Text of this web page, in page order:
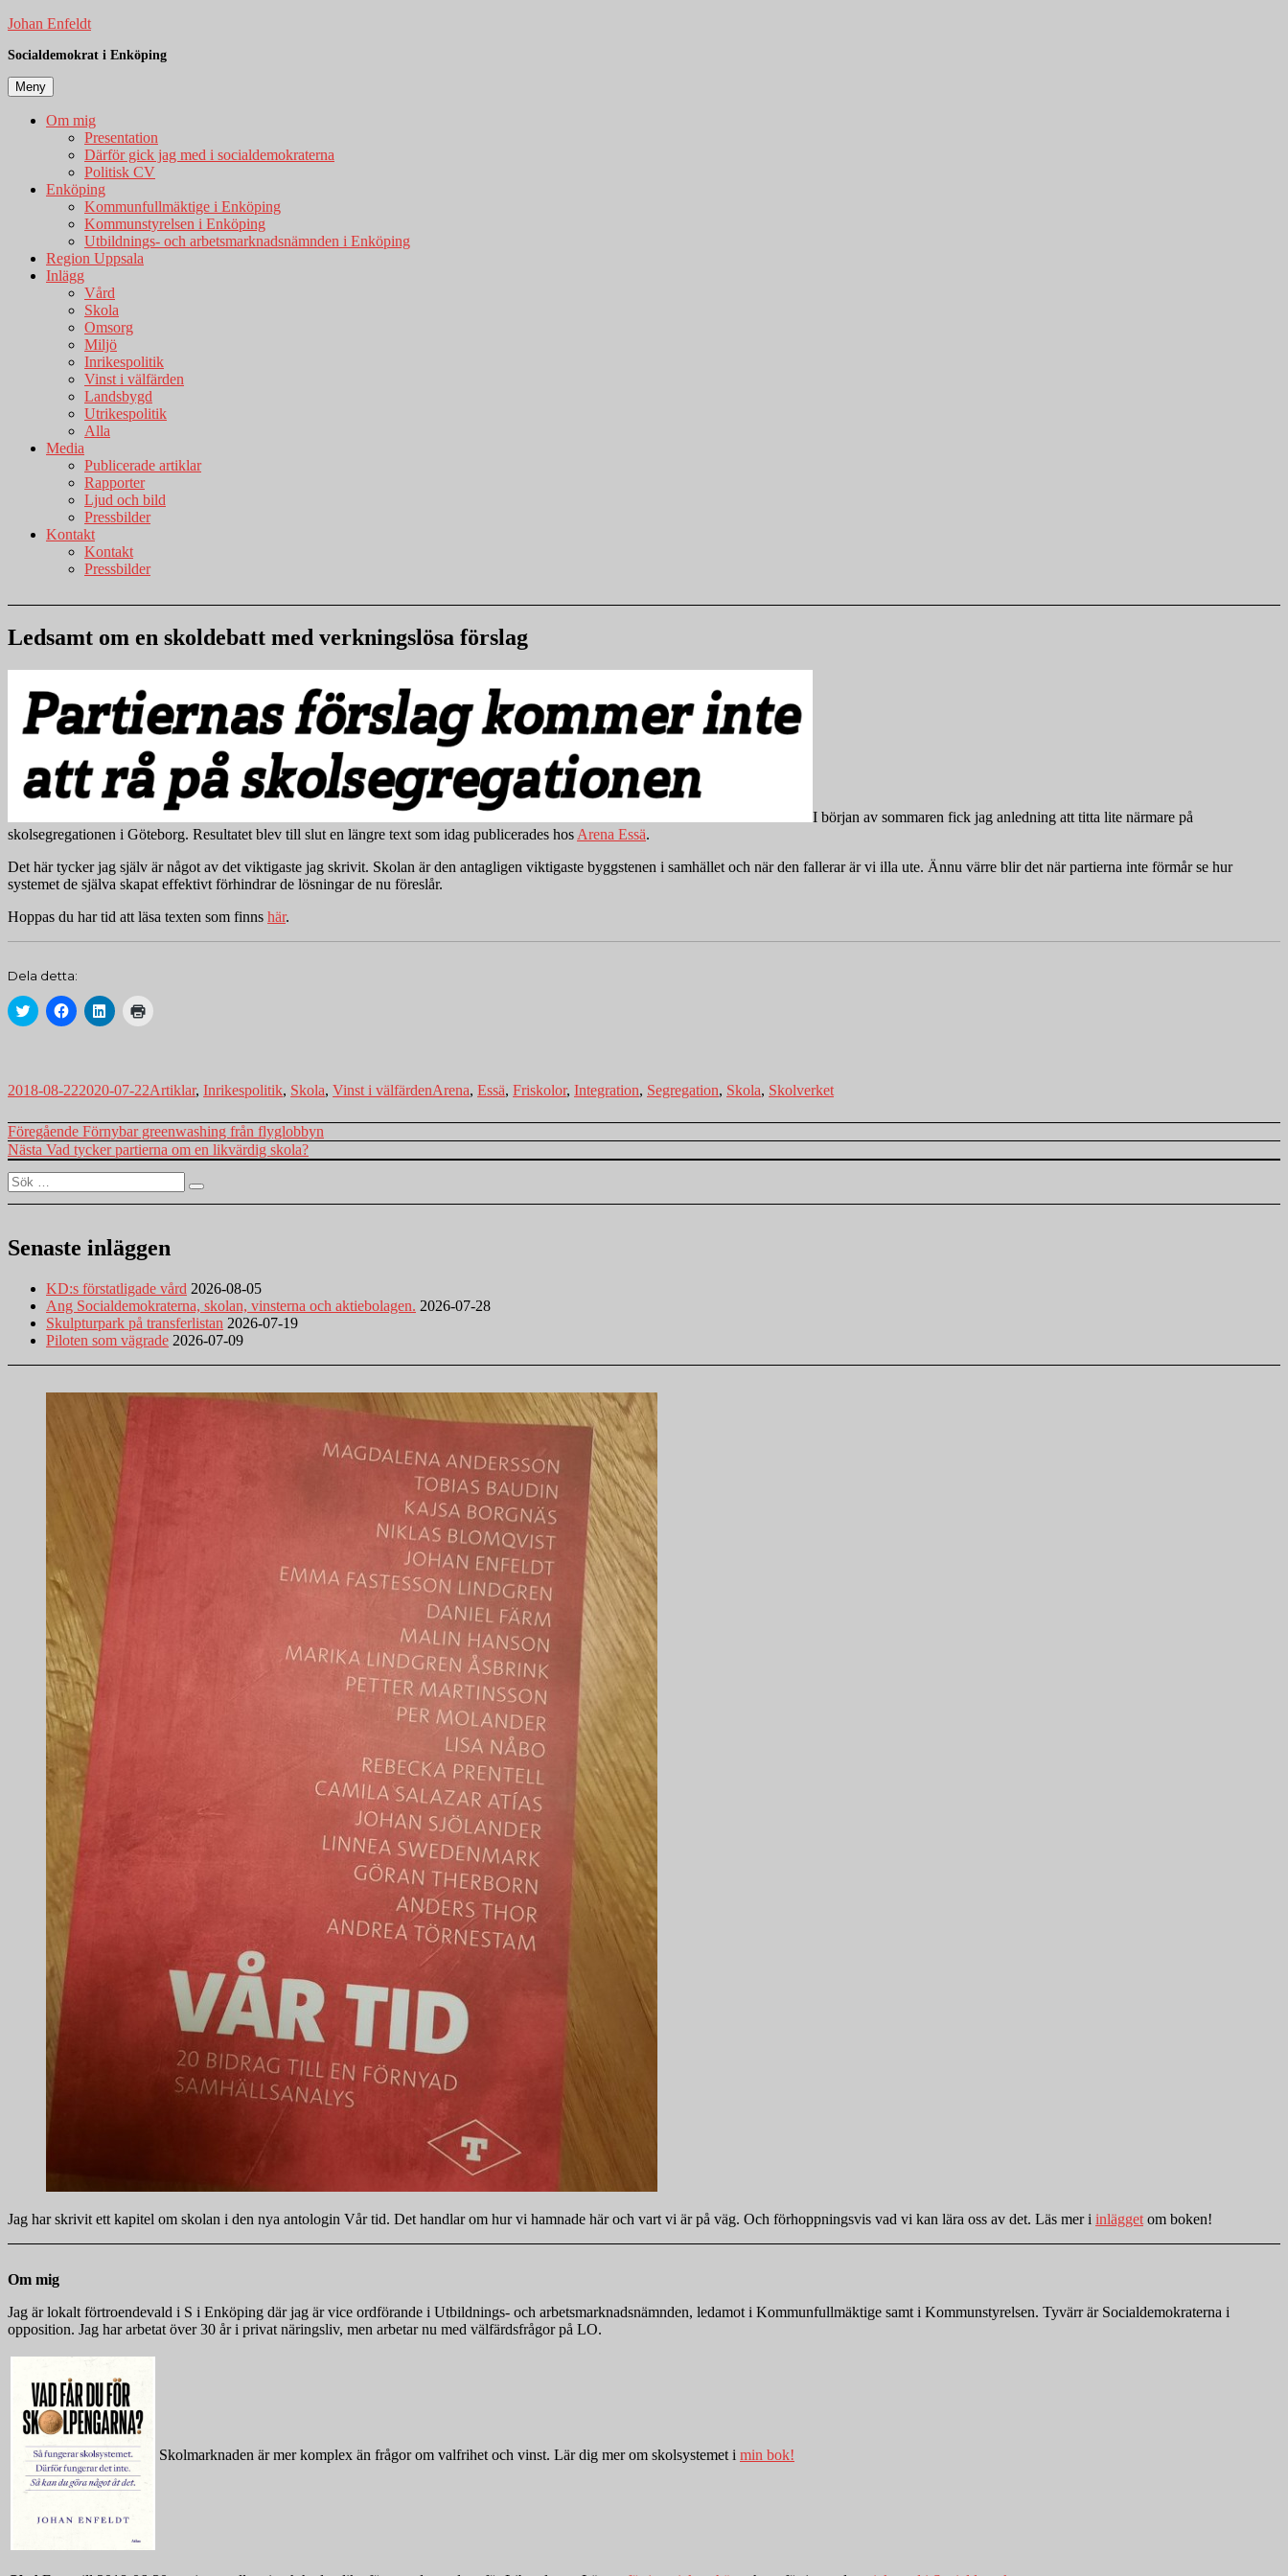
Hoppa
innehåll
Johan Enfeldt
Socialdemokrat i Enköping
Meny
Om mig
Presentation
Därför gick jag med i socialdemokraterna
Politisk CV
Enköping
Kommunfullmäktige i Enköping
Kommunstyrelsen i Enköping
Utbildnings- och arbetsmarknadsnämnden i Enköping
Region Uppsala
Inlägg
Vård
Skola
Omsorg
Miljö
Inrikespolitik
Vinst i välfärden
Landsbygd
Utrikespolitik
Alla
Media
Publicerade artiklar
Rapporter
Ljud och bild
Pressbilder
Kontakt
Kontakt
Pressbilder
Ledsamt om en skoldebatt med verkningslösa förslag
I början av sommaren fick jag anledning att titta lite närmare på
skolsegregationen i Göteborg. Resultatet blev till slut en längre text som idag publicerades hos Arena Essä.
Det här tycker jag själv är något av det viktigaste jag skrivit. Skolan är den antagligen viktigaste byggstenen i samhället och när den fallerar är vi illa ute. Ännu värre blir det när partierna inte förmår se hur
systemet de själva skapat effektivt förhindrar de lösningar de nu föreslår.
Hoppas du har tid att läsa texten som finns här.
Dela detta:
Klicka
för
(Öppnas
i
nytt
fönster)
Klicka
för
(Öppnas
i
nytt
fönster)
Klicka
för
(Öppnas
i
nytt
fönster)
Klicka
för
nytt
fönster)
Postat
2018-08-222020-07-22Kategorier
Artiklar, Inrikespolitik, Skola, Vinst i välfärdenTaggar
Arena, Essä, Friskolor, Integration, Segregation, Skola, Skolverket
Inläggsnavigering
Föregående Föregående
inlägg:
Förnybar greenwashing från flyglobbyn
Nästa Nästa
inlägg:
Vad tycker partierna om en likvärdig skola?
Sök
efter:
Sök
Senaste inläggen
KD:s förstatligade vård 2026-08-05
Ang Socialdemokraterna, skolan, vinsterna och aktiebolagen. 2026-07-28
Skulpturpark på transferlistan 2026-07-19
Piloten som vägrade 2026-07-09
Jag har skrivit ett kapitel om skolan i den nya antologin Vår tid. Det handlar om hur vi hamnade här och vart vi är på väg. Och förhoppningsvis vad vi kan lära oss av det. Läs mer i inlägget om boken!
Om mig
Jag är lokalt förtroendevald i S i Enköping där jag är vice ordförande i Utbildnings- och arbetsmarknadsnämnden, ledamot i Kommunfullmäktige samt i Kommunstyrelsen. Tyvärr är Socialdemokraterna i
opposition. Jag har arbetat över 30 år i privat näringsliv, men arbetar nu med välfärdsfrågor på LO.
Skolmarknaden är mer komplex än frågor om valfrihet och vinst. Lär dig mer om skolsystemet i min bok!